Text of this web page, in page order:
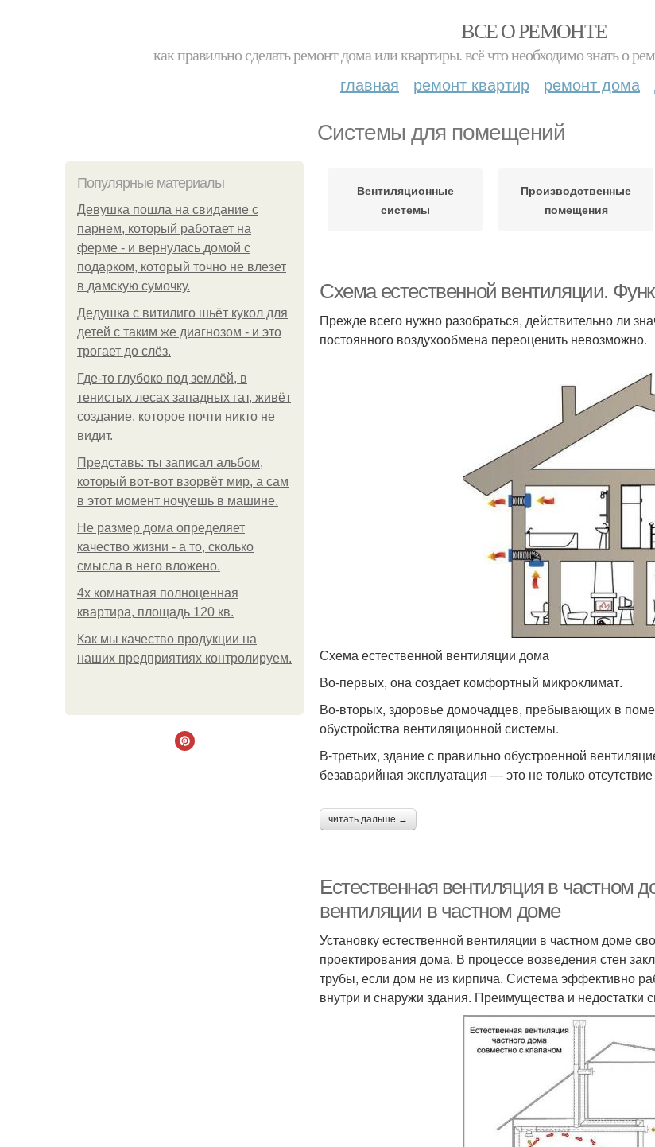
ВСЕ О РЕМОНТЕ
как правильно сделать ремонт дома или квартиры. всё что необходимо знать о
главная ремонт квартир ремонт дома
Системы для помещений
Популярные материалы
Девушка пошла на свидание с
парнем, который работает на
ферме - и вернулась домой с
подарком, который точно не влезет
в дамскую сумочку.
Дедушка с витилиго шьёт кукол для
детей с таким же диагнозом - и это
трогает до слёз.
Где-то глубоко под землёй, в
тенистых лесах западных гат, живёт
создание, которое почти никто не
видит.
Представь: ты записал альбом,
который вот-вот взорвёт мир, а сам
в этот момент ночуешь в машине.
Не размер дома определяет
качество жизни - а то, сколько
смысла в него вложено.
4x комнатная полноценная
квартира, площадь 120 кв.
Как мы качество продукции на
наших предприятиях контролируем.
Вентиляционные
системы
Производственные
помещения
Схема естественной вентиляции.
Прежде всего нужно разобраться, действительно ли
постоянного воздухообмена переоценить невозможно.
Схема естественной вентиляции дома
Во-первых, она создает комфортный микроклимат.
Во-вторых, здоровье домочадцев, пребывающих в
обустройства вентиляционной системы.
В-третьих, здание с правильно обустроенной
безаварийная эксплуатация — это не только
читать дальше →
Естественная вентиляция в частном
вентиляции в частном доме
Установку естественной вентиляции в частном доме
проектирования дома. В процессе возведения стен
трубы, если дом не из кирпича. Система эффективно
внутри и снаружи здания. Преимущества и недостатки